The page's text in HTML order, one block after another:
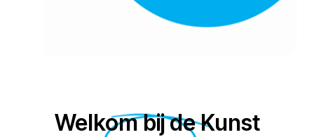
Welkom bij de Kunst